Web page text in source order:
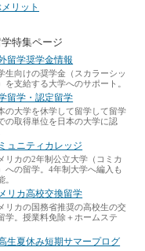
リット
学特集ページ
留学奨学金情報
生向けの奨学金（スカラーシッ
を支給する大学へのサポート。
留学・認定留学
の大学を休学して留学して留学
の取得単位を日本の大学に認
ュニティカレッジ
リカの2年制公立大学（コミカ
への留学。4年制大学へ編入も
。
リカ高校交換留学
リカの国務省推奨の高校生の交
学。授業料免除＋ホームステ
生夏休み短期サマープログ